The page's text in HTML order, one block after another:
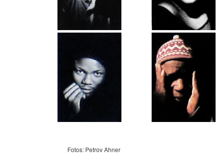
Fotos: Petrov Ahner